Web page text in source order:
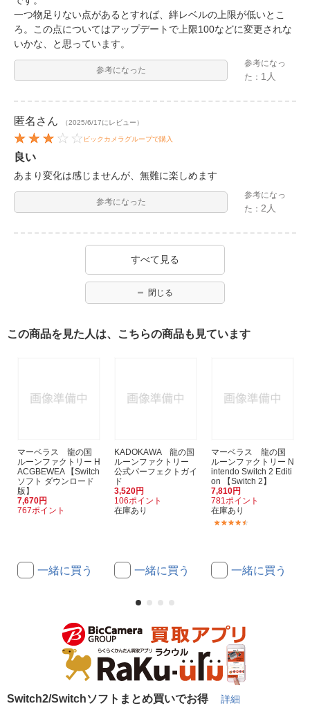
一つ物足りない点があるとすれば、絆レベルの上限が低いとこ
ろ。この点についてはアップデートで上限100などに変更されな
いかな、と思っています。
参考になった
参考になっ
た： 1人
匿名 さん （2025/6/17にレビュー）
ビックカメラグループで購入
良い
あまり変化は感じませんが、無難に楽しめます
参考になった
参考になっ
た：2人
すべて見る
閉じる
この商品を見た人は、こちらの商品も見ています
マーベラス 龍の国
ルーンファクトリー H
ACGBEWEA 【Switch
ソフト ダウンロード
版】
7,670円
767ポイント
一緒に買う
KADOKAWA 龍の国
ルーンファクトリー
公式パーフェクトガイ
ド
3,520円
106ポイント
在庫あり
一緒に買う
マーベラス 龍の国
ルーンファクトリー N
intendo Switch 2 Editi
on 【Switch 2】
7,810円
781ポイント
在庫あり
一緒に買う
Switch2/Switchソフトまとめ買いでお得 詳細